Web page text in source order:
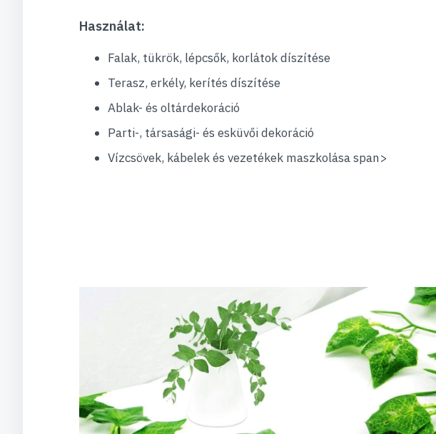
Használat:
Falak, tükrök, lépcsők, korlátok díszítése
Terasz, erkély, kerítés díszítése
Ablak- és oltárdekoráció
Parti-, társasági- és esküvői dekoráció
Vízcsövek, kábelek és vezetékek maszkolásaspan>